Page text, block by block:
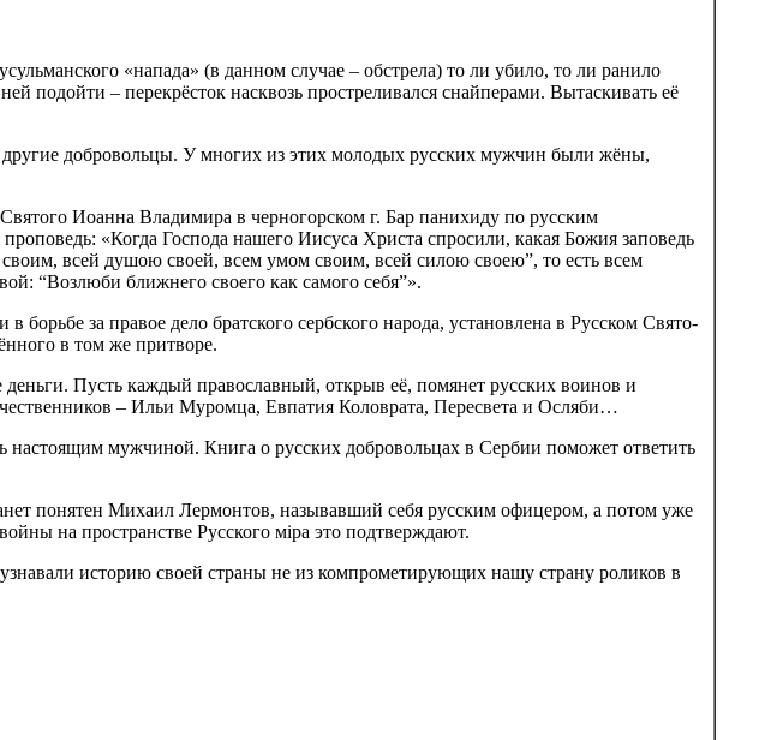
«напада» (в данном случае – обстрела) то ли убило, то ли ранило
подойти – перекрёсток насквозь простреливался снайперами. Вытаскивать её
добровольцы. У многих из этих молодых русских мужчин были жёны,
Иоанна Владимира в черногорском г. Бар панихиду по русским
«Когда Господа нашего Иисуса Христа спросили, какая Божия заповедь
всей душою своей, всем умом своим, всей силою своею”, то есть всем
“Возлюби ближнего своего как самого себя”».
за правое дело братского сербского народа, установлена в Русском Свято-
в том же притворе.
Пусть каждый православный, открыв её, помянет русских воинов и
– Ильи Муромца, Евпатия Коловрата, Пересвета и Осляби…
мужчиной. Книга о русских добровольцах в Сербии поможет ответить
понятен Михаил Лермонтов, называвший себя русским офицером, а потом уже
на пространстве Русского мiра это подтверждают.
историю своей страны не из компрометирующих нашу страну роликов в